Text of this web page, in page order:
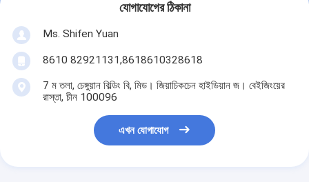
যোগাযোগের ঠিকানা
Ms. Shifen Yuan
8610 82921131,8618610328618
7 ম তলা, চেঙ্গুয়ান বিল্ডিং বি, মিড। জিয়াচিকচেন হাইডিয়ান জ। বেইজিংয়ের
রাস্তা, চীন 100096
এখন যোগাযোগ